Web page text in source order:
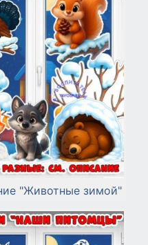
"Животные зимой"